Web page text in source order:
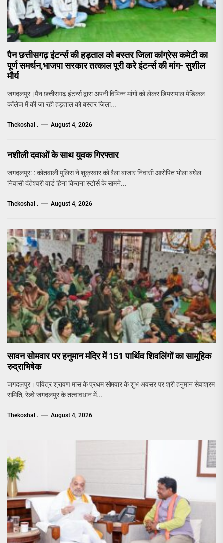
पैन छत्तीसगढ़ इंटर्न्स की हड़ताल को बस्तर जिला कांग्रेस कमेटी का
पूर्ण समर्थन,भाजपा सरकार तत्काल पूरी करे इंटर्न्स की मांग- सुशील
मौर्य
जगदलपुर।पैन छत्तीसगढ़ इंटर्न्स द्वारा अपनी विभिन्न मांगों को लेकर डिमरापाल मेडिकल
कॉलेज में की जा रही हड़ताल को बस्तर जिला...
Thekoshal . August 4, 2026
नशीली दवाओं के साथ युवक गिरफ्तार
जगदलपुर:-: कोतवाली पुलिस ने शुक्रवार को बैला बाजार निवासी आरोपित भोला बघेल
निवासी दंतेश्वरी वार्ड हिना किराना स्टोर्स के सामने...
Thekoshal . August 4, 2026
सावन सोमवार पर हनुमान मंदिर में 151 पार्थिव शिवलिंगों का सामूहिक
रुद्राभिषेक
जगदलपुर। पवित्र श्रावण मास के प्रथम सोमवार के शुभ अवसर पर श्री हनुमान सेवाश्रम
समिति, रेल्वे जगदलपुर के तत्वावधान में...
Thekoshal . August 4, 2026